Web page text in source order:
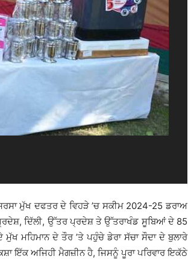
ਸਰਸਾ ਮੁੱਖ ਦਫਤਰ ਦੇ ਵਿਹੜੇ ’ਚ ਸਕੀਮ 2024-25 ਡਰਾਅ
ਦਿੱਲੀ, ਉੱਤਰ ਪ੍ਰਦੇਸ਼ ਤੇ ਉੱਤਰਾਖੰਡ ਸੂਬਿਆਂ ਦੇ 85
ਮਹਿਮਾਨ ਦੇ ਤੌਰ ’ਤੇ ਪਹੁੰਚੇ ਡੇਰਾ ਸੱਚਾ ਸੌਦਾ ਦੇ ਬੁਲਾਰੇ
ਇੱਕ ਅਜਿਹੀ ਮੈਗਜ਼ੀਨ ਹੈ, ਜਿਸਨੂੰ ਪੂਰਾ ਪਰਿਵਾਰ ਇਕੱਠੇ